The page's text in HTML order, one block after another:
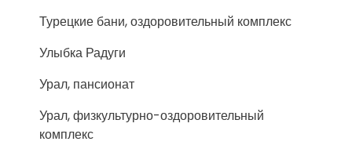
Турецкие бани, оздоровительный комплекс
Улыбка Радуги
Урал, пансионат
Урал, физкультурно-оздоровительный
комплекс